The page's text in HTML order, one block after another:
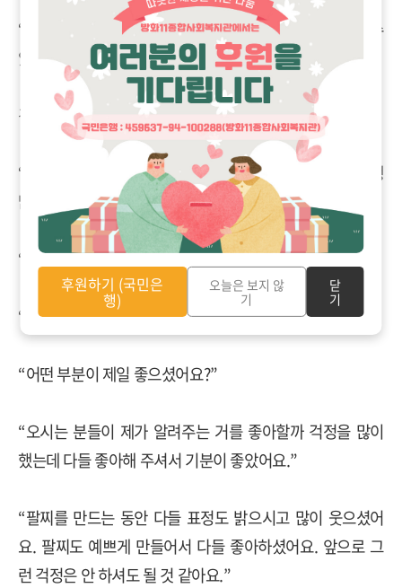
“
오늘 김경옥 님 덕분에 블링데이 모임 첫 시작을 잘 끝낼 수
있었습니다
감사 인사 전하고 싶어서 연락드렸어요 .”
김경옥 님께 감사한 마음을 전했습니다.
“
선생님도 오늘 저희 사진 찍어주시고 도와주신다고 고생
많으셨습니다.”
“ 오늘 모임 어떠셨어요?”
“ 재밌고 좋았어요.”
“어떤 부분이 제일 좋으셨어요?”
“오시는 분들이 제가 알려주는 거를 좋아할까 걱정을 많이
했는데 다들 좋아해 주셔서 기분이 좋았어요.”
“팔찌를 만드는 동안 다들 표정도 밝으시고 많이 웃으셨어
요. 팔찌도 예쁘게 만들어서 다들 좋아하셨어요. 앞으로 그
런 걱정은 안 하셔도 될 것 같아요.”
후원하기 (국민은
행)
오늘은 보지 않
기
닫
기